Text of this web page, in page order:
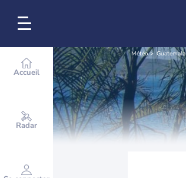
Accueil
Radar
Météo Guatemala